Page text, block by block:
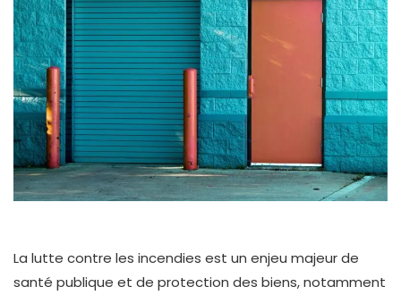
La lutte contre les incendies est un enjeu majeur de
santé publique et de protection des biens, notamment